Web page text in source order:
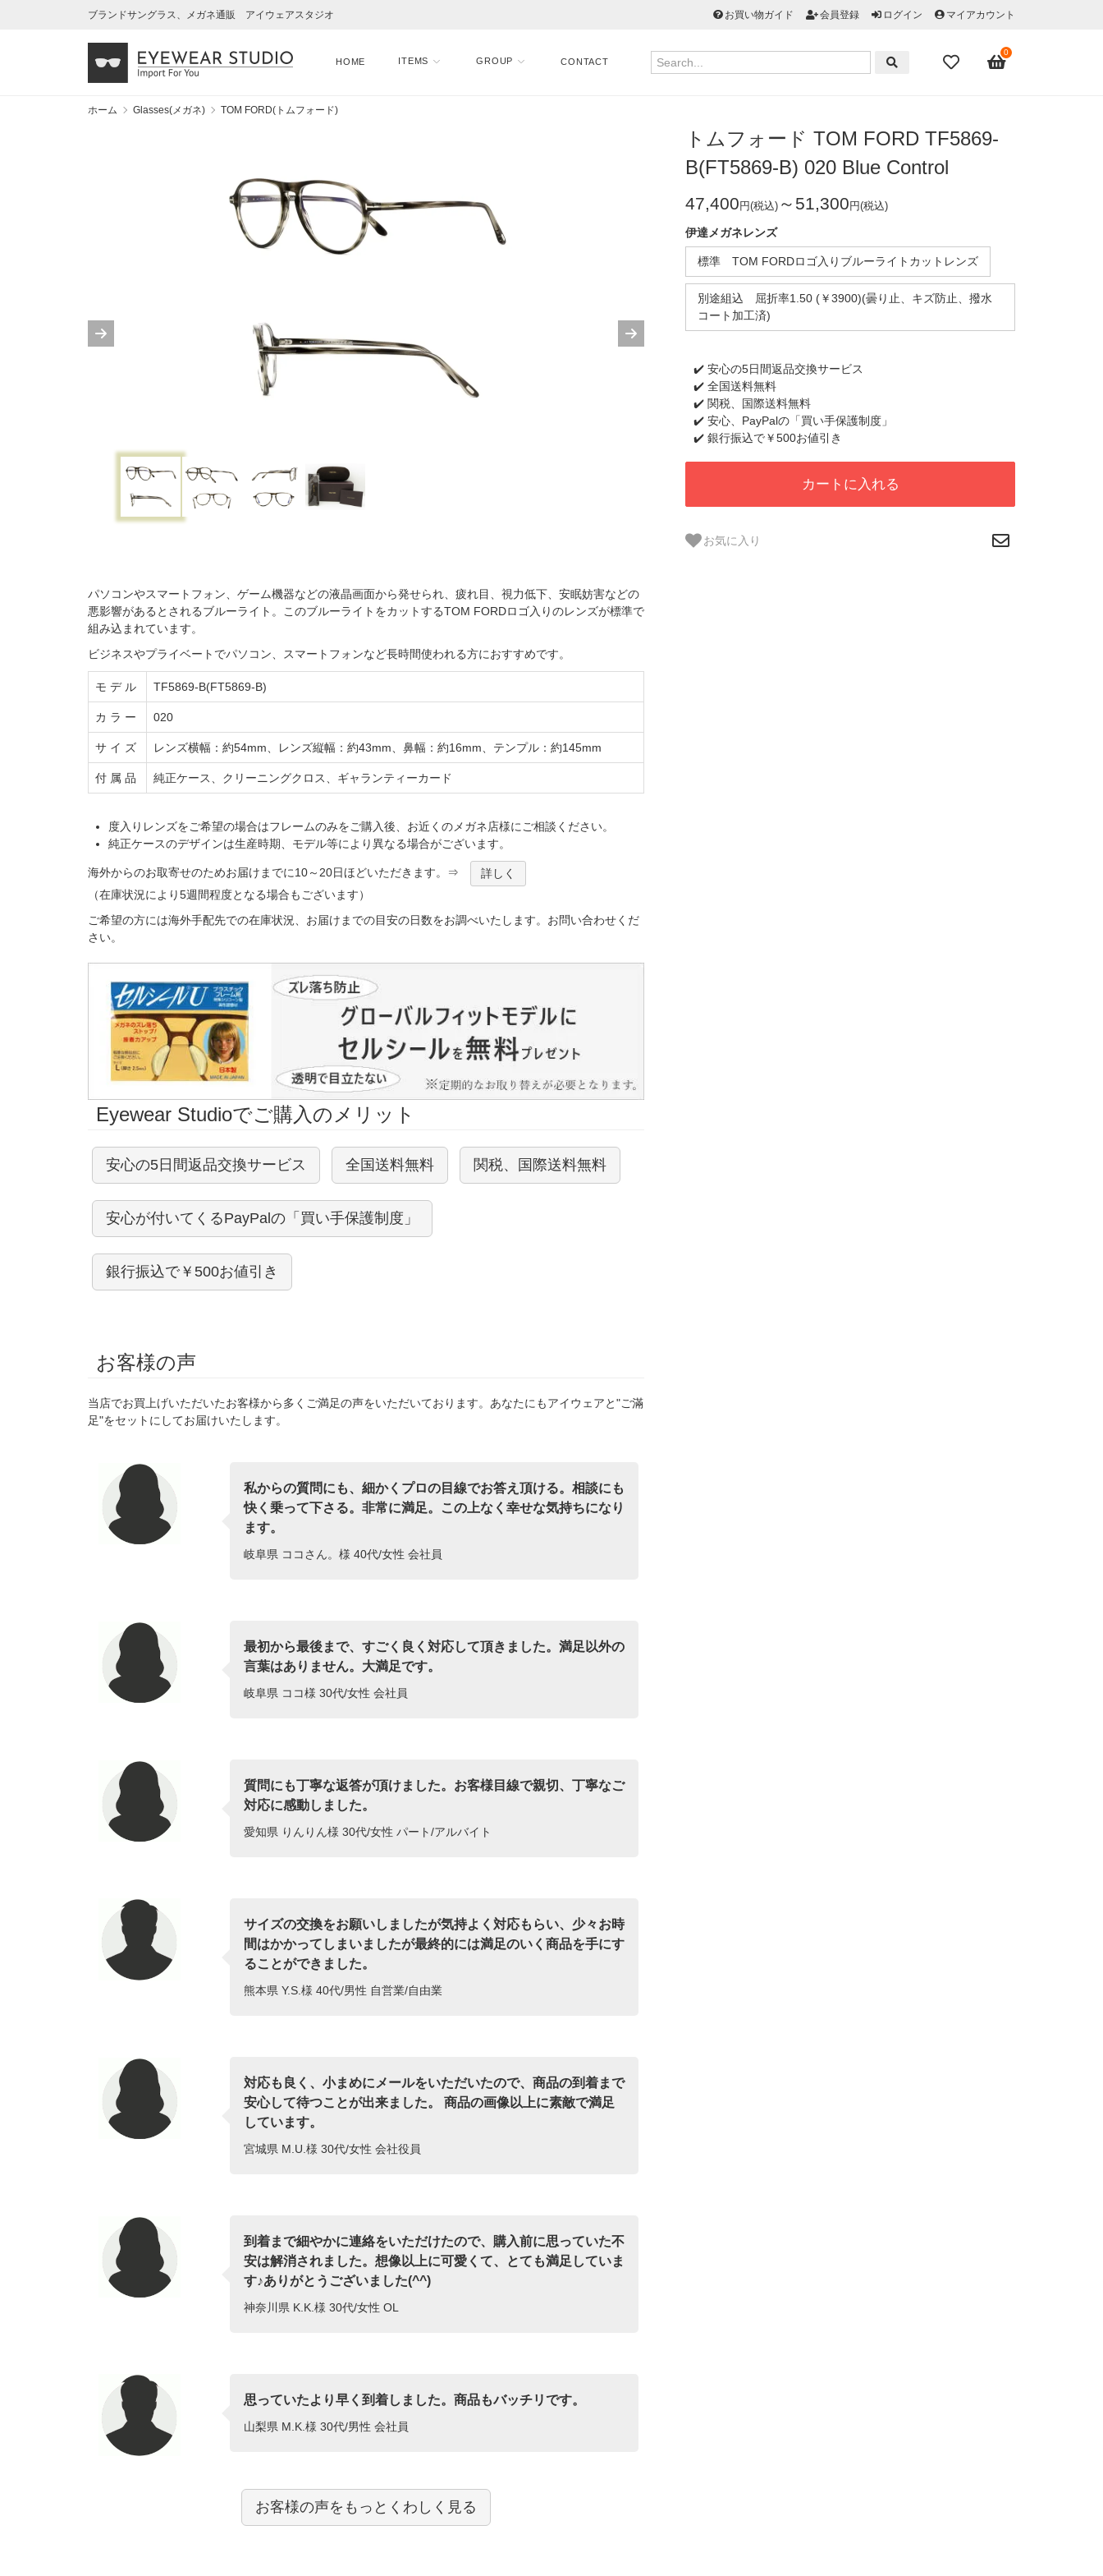
ブランドサングラス、メガネ通販 アイウェアスタジオ お買い物ガイド 会員登録 ログイン マイアカウント
HOME ITEMS GROUP CONTACT
0
ホーム Glasses(メガネ) TOM FORD(トムフォード)
トムフォード TOM FORD TF5869-
B(FT5869-B) 020 Blue Control
47,400 円(税込) ～51,300 円(税込)
伊達メガネレンズ
標準 TOM FORDロゴ入りブルーライトカットレンズ
別途組込 屈折率1.50 (￥3900)(曇り止、キズ防止、撥水
コート加工済)
✔️ 安心の5日間返品交換サービス
✔️ 全国送料無料
✔️ 関税、国際送料無料
✔️ 安心、PayPalの「買い手保護制度」
✔️ 銀行振込で￥500お値引き
カートに入れる
お気に入り
パソコンやスマートフォン、ゲーム機器などの液晶画面から発せられ、疲れ目、視力低下、安眠妨害などの
悪影響があるとされるブルーライト。このブルーライトをカットするTOM FORDロゴ入りのレンズが標準で
組み込まれています。
ビジネスやプライベートでパソコン、スマートフォンなど長時間使われる方におすすめです。
モ デ ル TF5869-B(FT5869-B)
カ ラ ー 020
サ イ ズ レンズ横幅：約54mm、レンズ縦幅：約43mm、鼻幅：約16mm、テンプル：約145mm
付 属 品 純正ケース、クリーニングクロス、ギャランティーカード
度入りレンズをご希望の場合はフレームのみをご購入後、お近くのメガネ店様にご相談ください。
純正ケースのデザインは生産時期、モデル等により異なる場合がございます。
海外からのお取寄せのためお届けまでに10～20日ほどいただきます。⇒
詳しく
（在庫状況により5週間程度となる場合もございます）
ご希望の方には海外手配先での在庫状況、お届けまでの目安の日数をお調べいたします。お問い合わせくだ
さい。
Eyewear Studioでご購入のメリット
安心の5日間返品交換サービス 全国送料無料 関税、国際送料無料
安心が付いてくるPayPalの「買い手保護制度」
銀行振込で￥500お値引き
お客様の声
当店でお買上げいただいたお客様から多くご満足の声をいただいております。あなたにもアイウェアと"ご滿
足"をセットにしてお届けいたします。
私からの質問にも、細かくプロの目線でお答え頂ける。相談にも
快く乗って下さる。非常に満足。この上なく幸せな気持ちになり
ます。
岐阜県 ココさん。様 40代/女性 会社員
最初から最後まで、すごく良く対応して頂きました。満足以外の
言葉はありません。大満足です。
岐阜県 ココ様 30代/女性 会社員
質問にも丁寧な返答が頂けました。お客様目線で親切、丁寧なご
対応に感動しました。
愛知県 りんりん様 30代/女性 パート/アルバイト
サイズの交換をお願いしましたが気持よく対応もらい、少々お時
間はかかってしまいましたが最終的には満足のいく商品を手にす
ることができました。
熊本県 Y.S.様 40代/男性 自営業/自由業
対応も良く、小まめにメールをいただいたので、商品の到着まで
安心して待つことが出来ました。 商品の画像以上に素敵で満足
しています。
宮城県 M.U.様 30代/女性 会社役員
到着まで細やかに連絡をいただけたので、購入前に思っていた不
安は解消されました。想像以上に可愛くて、とても満足していま
す♪ありがとうございました(^^)
神奈川県 K.K.様 30代/女性 OL
思っていたより早く到着しました。商品もバッチリです。
山梨県 M.K.様 30代/男性 会社員
お客様の声をもっとくわしく見る